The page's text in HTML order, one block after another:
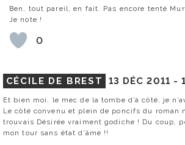
Ben, tout pareil, en fait. Pas encore tenté
Je note !
0
CÉCILE DE BREST 13 DÉC 2011 -
Et bien moi, le mec de la tombe d’à côté, je
Le côté convenu et plein de poncifs du roman
trouvais Désirée vraiment godiche ! Du coup,
mon tour sans état d’âme !!